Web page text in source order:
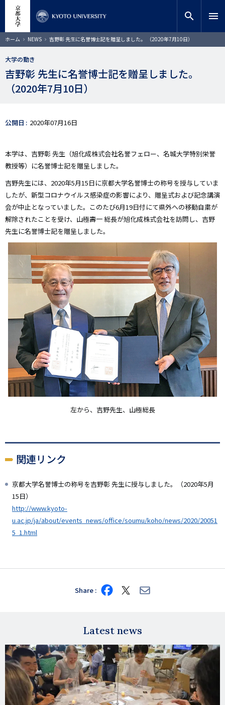
コ
ン
ン
ツ
サイト内検索 search menu
ホーム NEWS 吉野彰 先生に名誉博士記を贈呈しました。 （2020年7月10日）
大学の動き
吉野彰 先生に名誉博士記を贈呈しました。
（2020年7月10日）
公開日 2020年07月16日
本学は、吉野彰 先生（旭化成株式会社名誉フェロー、名城大学特別栄誉
教授等）に名誉博士記を贈呈しました。
吉野先生には、2020年5月15日に京都大学名誉博士の称号を授与していま
したが、新型コロナウイルス感染症の影響により、贈呈式および記念講演
会が中止となっていました。このたび6月19日付にて県外への移動自粛が
解除されたことを受け、山極壽一 総長が旭化成株式会社を訪問し、吉野
先生に名誉博士記を贈呈しました。
左から、吉野先生、山極総長
関連リンク
京都大学名誉博士の称号を吉野彰 先生に授与しました。（2020年5月
15日）
http://www.kyoto-
u.ac.jp/ja/about/events_news/office/soumu/koho/news/2020/20051
5_1.html
Share Share
on
Share
on
Share
via
Latest news